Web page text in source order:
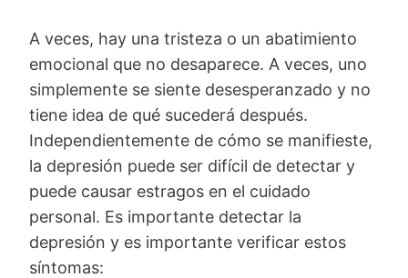
A veces, hay una tristeza o un abatimiento
emocional que no desaparece. A veces, uno
simplemente se siente desesperanzado y no
tiene idea de qué sucederá después.
Independientemente de cómo se manifieste,
la depresión puede ser difícil de detectar y
puede causar estragos en el cuidado
personal. Es importante detectar la
depresión y es importante verificar estos
síntomas: